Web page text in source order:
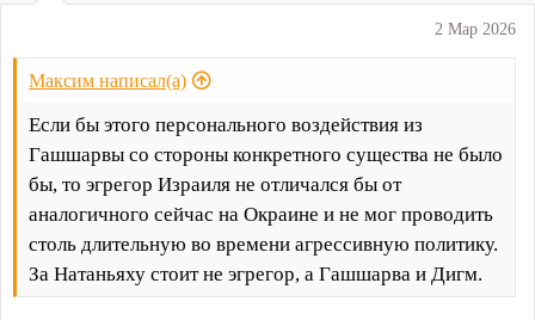
2 Мар 2026
Максим написал(а)
Если бы этого персонального воздействия из
Гашшарвы со стороны конкретного существа не было
бы, то эгрегор Израиля не отличался бы от
аналогичного сейчас на Окраине и не мог проводить
столь длительную во времени агрессивную политику.
За Натаньяху стоит не эгрегор, а Гашшарва и Дигм.